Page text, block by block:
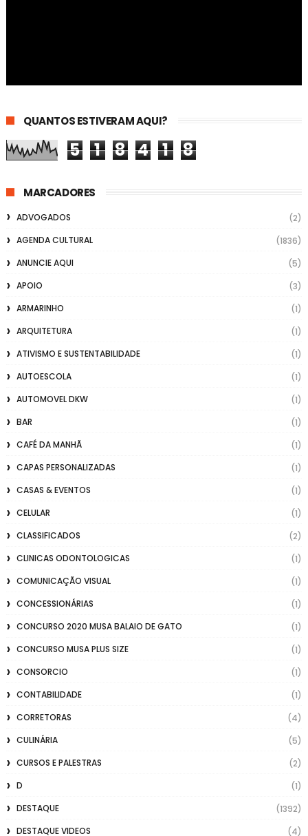
QUANTOS ESTIVERAM AQUI?
5 1 8 4 1 8
MARCADORES
ADVOGADOS
(2)
AGENDA CULTURAL
(1836)
ANUNCIE AQUI
(5)
APOIO
(3)
ARMARINHO
(1)
ARQUITETURA
(1)
ATIVISMO E SUSTENTABILIDADE
(1)
AUTOESCOLA
(1)
AUTOMOVEL DKW
(1)
BAR
(1)
CAFÉ DA MANHÃ
(1)
CAPAS PERSONALIZADAS
(1)
CASAS & EVENTOS
(1)
CELULAR
(1)
CLASSIFICADOS
(2)
CLINICAS ODONTOLOGICAS
(1)
COMUNICAÇÃO VISUAL
(1)
CONCESSIONÁRIAS
(1)
CONCURSO 2020 MUSA BALAIO DE GATO
(1)
CONCURSO MUSA PLUS SIZE
(1)
CONSORCIO
(1)
CONTABILIDADE
(1)
CORRETORAS
(4)
CULINÁRIA
(5)
CURSOS E PALESTRAS
(2)
D
(1)
DESTAQUE
(1392)
DESTAQUE VIDEOS
(4)